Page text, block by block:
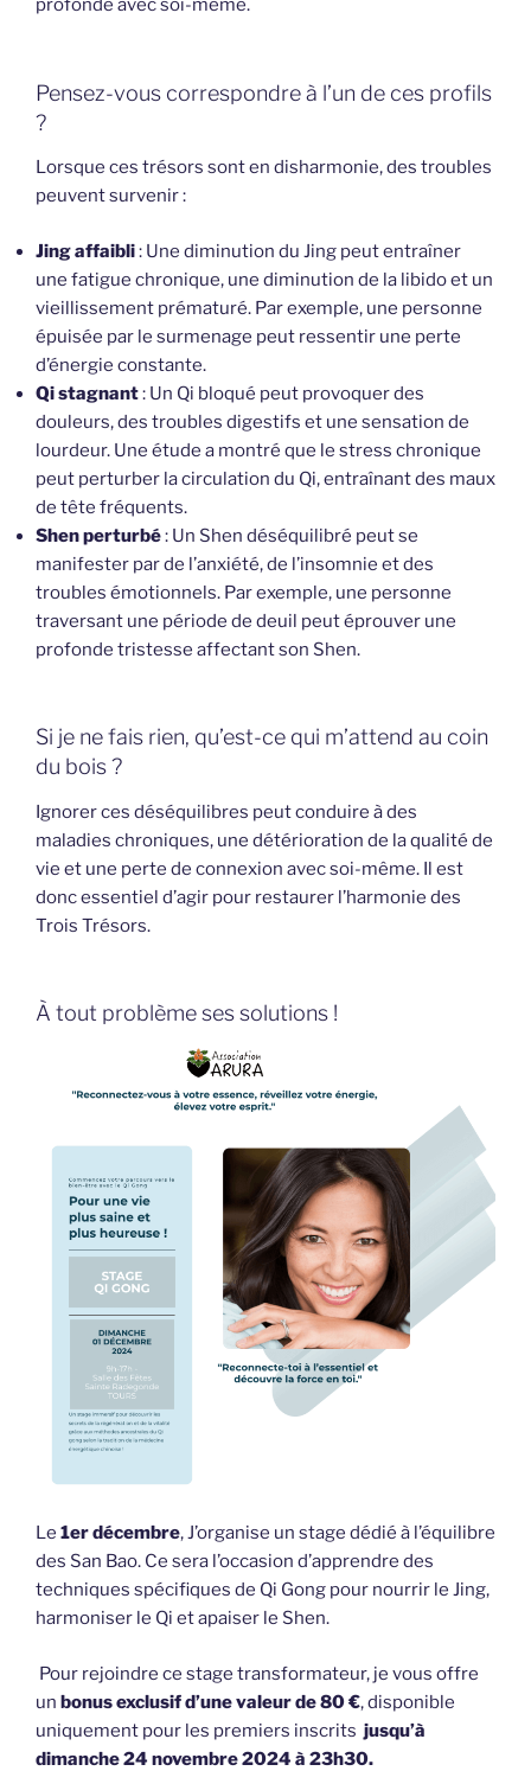
profonde avec soi-même.
Pensez-vous correspondre à l’un de ces profils
?
Lorsque ces trésors sont en disharmonie, des troubles
peuvent survenir :
Jing affaibli: Une diminution du Jing peut entraîner
une fatigue chronique, une diminution de la libido et un
vieillissement prématuré. Par exemple, une personne
épuisée par le surmenage peut ressentir une perte
d’énergie constante.
Qi stagnant: Un Qi bloqué peut provoquer des
douleurs, des troubles digestifs et une sensation de
lourdeur. Une étude a montré que le stress chronique
peut perturber la circulation du Qi, entraînant des maux
de tête fréquents.
Shen perturbé: Un Shen déséquilibré peut se
manifester par de l’anxiété, de l’insomnie et des
troubles émotionnels. Par exemple, une personne
traversant une période de deuil peut éprouver une
profonde tristesse affectant son Shen.
Si je ne fais rien, qu’est-ce qui m’attend au coin
du bois ?
Ignorer ces déséquilibres peut conduire à des
maladies chroniques, une détérioration de la qualité de
vie et une perte de connexion avec soi-même. Il est
donc essentiel d’agir pour restaurer l’harmonie des
Trois Trésors.
À tout problème ses solutions !
Le 1er décembre, J’organise un stage dédié à l’équilibre
des San Bao. Ce sera l’occasion d’apprendre des
techniques spécifiques de Qi Gong pour nourrir le Jing,
harmoniser le Qi et apaiser le Shen.
Pour rejoindre ce stage transformateur, je vous offre
un bonus exclusif d’une valeur de 80 €, disponible
uniquement pour les premiers inscrits jusqu’à
dimanche 24 novembre 2024 à 23h30.